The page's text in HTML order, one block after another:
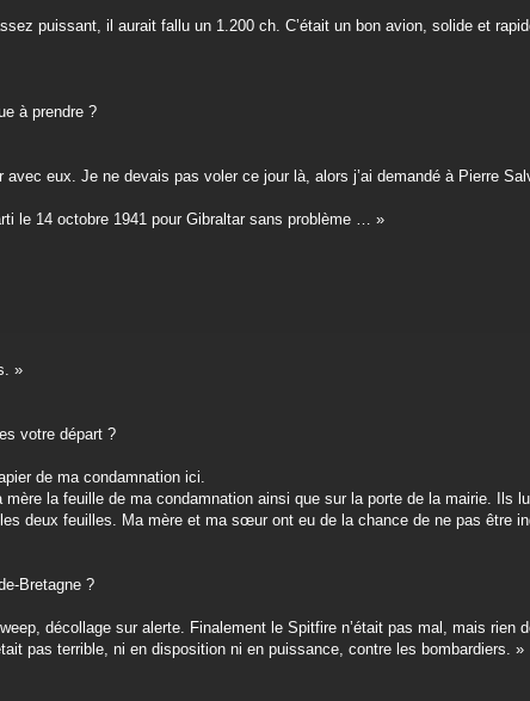
puissant, il aurait fallu un 1.200 ch. C’était un bon avion, solide et
à prendre ?
eux. Je ne devais pas voler ce jour là, alors j’ai demandé à Pierre
le 14 octobre 1941 pour Gibraltar sans problème … »
»
votre départ ?
de ma condamnation ici.
la feuille de ma condamnation ainsi que sur la porte de la mairie. Ils
deux feuilles. Ma mère et ma sœur ont eu de la chance de ne pas être
Bretagne ?
décollage sur alerte. Finalement le Spitfire n’était pas mal, mais rien
pas terrible, ni en disposition ni en puissance, contre les bombardiers. »